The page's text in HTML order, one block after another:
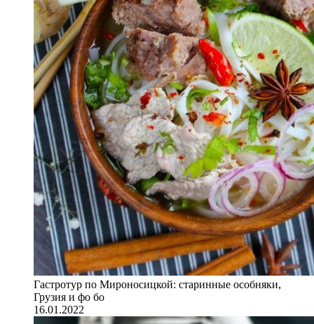
Гастротур по Мироносицкой: старинные особняки,
Грузия и фо бо
16.01.2022